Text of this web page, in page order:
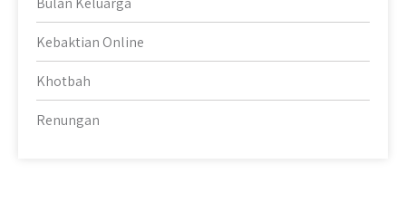
Kebaktian Online
Khotbah
Renungan